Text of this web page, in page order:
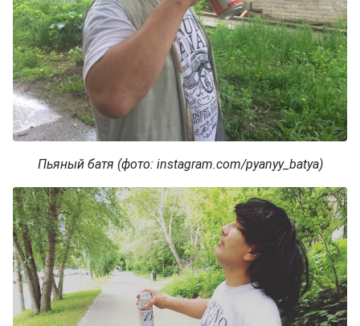
Пьяный батя (фото: instagram.com/pyanyy_batya)